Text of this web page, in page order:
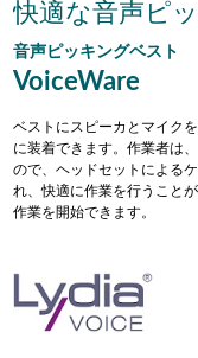
快適な音声ピ
音声ピッキングベスト
VoiceWare
ベストにスピーカとマイク
に装着できます。作業者は
ので、ヘッドセットによる
れ、快適に作業を行うこと
作業を開始できます。